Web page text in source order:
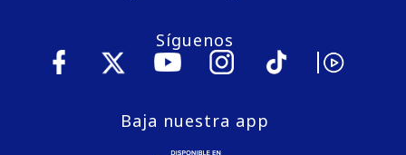
Síguenos
Baja nuestra app